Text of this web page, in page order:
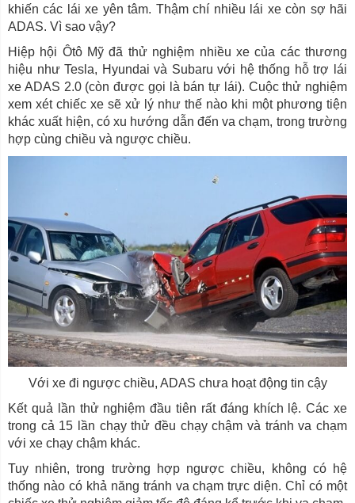
khiến các lái xe yên tâm. Thậm chí nhiều lái xe còn sợ hãi
ADAS. Vì sao vậy?
Hiệp hội Ôtô Mỹ đã thử nghiệm nhiều xe của các thương
hiệu như Tesla, Hyundai và Subaru với hệ thống hỗ trợ lái
xe ADAS 2.0 (còn được gọi là bán tự lái). Cuộc thử nghiệm
xem xét chiếc xe sẽ xử lý như thế nào khi một phương tiện
khác xuất hiện, có xu hướng dẫn đến va chạm, trong trường
hợp cùng chiều và ngược chiều.
Với xe đi ngược chiều, ADAS chưa hoạt động tin cậy
Kết quả lần thử nghiệm đầu tiên rất đáng khích lệ. Các xe
trong cả 15 lần chạy thử đều chạy chậm và tránh va chạm
với xe chạy chậm khác.
Tuy nhiên, trong trường hợp ngược chiều, không có hệ
thống nào có khả năng tránh va chạm trực diện. Chỉ có một